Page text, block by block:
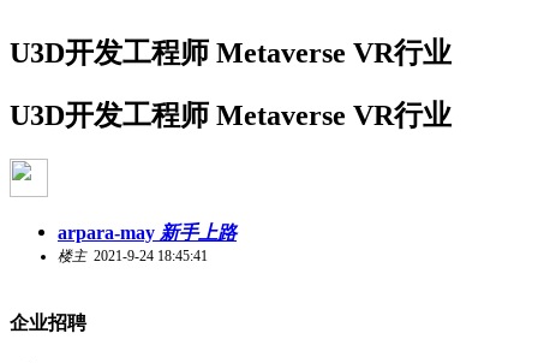
U3D开发工程师 Metaverse VR行业
U3D开发工程师 Metaverse VR行业
arpara-may 新手上路
楼主2021-9-24 18:45:41
企业招聘